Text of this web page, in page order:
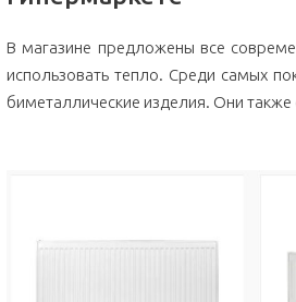
В магазине предложены все
использовать тепло. Среди самых
биметаллические изделия. Они также